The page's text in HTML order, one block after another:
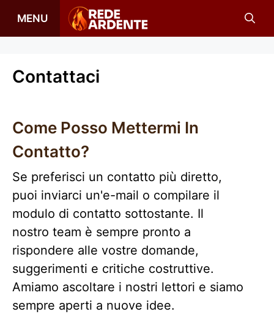
MENU
Contattaci
Come Posso Mettermi In
Contatto?
Se preferisci un contatto più diretto,
puoi inviarci un'e-mail o compilare il
modulo di contatto sottostante. Il
nostro team è sempre pronto a
rispondere alle vostre domande,
suggerimenti e critiche costruttive.
Amiamo ascoltare i nostri lettori e siamo
sempre aperti a nuove idee.